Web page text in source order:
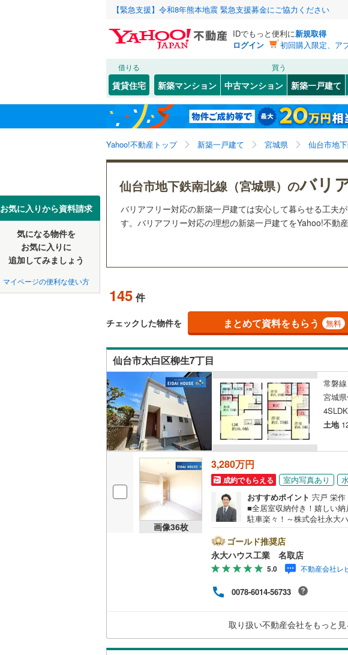
【緊急支援】令和8年熊本地震 緊急支援募金にご協力ください
IDでもっと便利に新規取得
ログイン
初回購入限定、ア
借りる
賃貸住宅
買う
新築マンション 中古マンション 新築一戸建て
Yahoo!不動産トップ 新築一戸建て 宮城県 仙台市地
お気に入りから資料請求
気になる物件を
お気に入りに
追加してみましょう
マイページの便利な使い方
仙台市地下鉄南北線（宮城県）のバリ
バリアフリー対応の新築一戸建ては安心して暮らせる工夫
す。バリアフリー対応の理想の新築一戸建てをYahoo!不動産
145 件
チェックした物件を まとめて資料をもらう 無料
仙台市太白区柳生7丁目
常磐
宮城
土地
画像36枚
3,280万円
成約でもらえる 室内写真あり
おすすめポイント 宍戸 栄作
■全居室収納付き！嬉しい
駐車楽々！～株式会社永大
ートします。■ 地域密着だ
地まで幅広く対応。 さらに
ど、 実際の暮らしを見据え
めのご提案」を大切にして
感”【購入】【売却】【住
ローンや税金などの専門的
初めての不動産購入の方
も随時受付中です。ぜひお
ゴールド推奨店
永大ハウス工業 名取店
5.0 不動産会社レ
0078-6014-56733
取り扱い不動産会社をもっと見
北海道 北海道
東北 青森 岩手
関東 東京 神奈川
東海 愛知 岐阜
中国 鳥取 島根
四国
福岡 佐賀
該当物件0 こ
仙台市 青葉区(28)
太白区(75)
宮城県のそのほ
石巻市(8)
白石市(1)
多賀城市(29)
栗原市
0
亘理郡山元町(0)
遠田郡涌谷町(0)
本吉郡南三陸町(0)
該当物件0 こ
該当物件0
JR 東北本線(202)
仙石線(73)
大船渡線(0)
秋田新幹線(18)
145)
私鉄・その他 阿武隈急行( 33)
該当物件0 こ
(20) (23) 旭ケ丘 (
(14) (6) (32) (37) (
該当物件0
こだわり条件 設備
床暖房（0）
駐車場2台以上（141）
ＴＶモニタ付インターホン
（145）
配置、向き、建ち方、日当たり
前道6m以上（69）
LD
（142）
（103）
長期優良住宅（ 88）
立地
最寄りの駅が始発駅（17）
間取り、居室全体
吹き抜け（ 10 ）
二世帯向け（0）
サービスルーム（納戸）
（29）
独立型キッチン（6）
該当物件0
この検索条件の
宮城県、仙
件付き土地
閉
閉